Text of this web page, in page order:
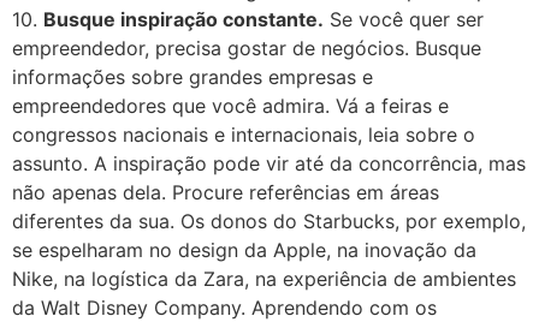
10. Busque inspiração constante. Se você quer ser
empreendedor, precisa gostar de negócios. Busque
informações sobre grandes empresas e
empreendedores que você admira. Vá a feiras e
congressos nacionais e internacionais, leia sobre o
assunto. A inspiração pode vir até da concorrência, mas
não apenas dela. Procure referências em áreas
diferentes da sua. Os donos do Starbucks, por exemplo,
se espelharam no design da Apple, na inovação da
Nike, na logística da Zara, na experiência de ambientes
da Walt Disney Company. Aprendendo com os